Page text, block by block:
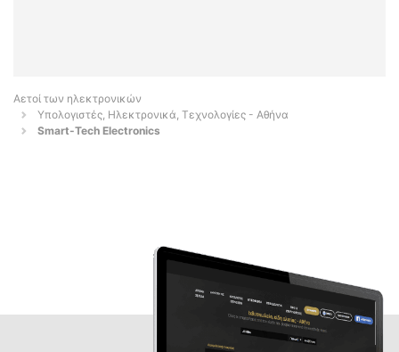
Αετοί των ηλεκτρονικών
Υπολογιστές, Ηλεκτρονικά, Τεχνολογίες - Αθήνα
Smart-Tech Electronics